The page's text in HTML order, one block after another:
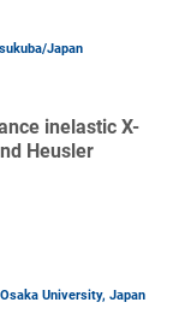
Japan
inelastic X-
Heusler
University, Japan